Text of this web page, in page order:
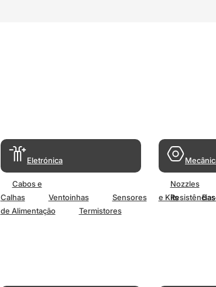
Eletrónica
Cabos e
Calhas
Ventoinhas Sensores Resistências
de Alimentação
Termistores
Nozzles
e Kits